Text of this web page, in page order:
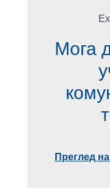
Мога
Преглед